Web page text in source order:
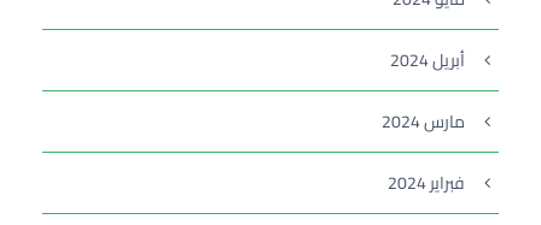
أبريل 2024
مارس 2024
فبراير 2024